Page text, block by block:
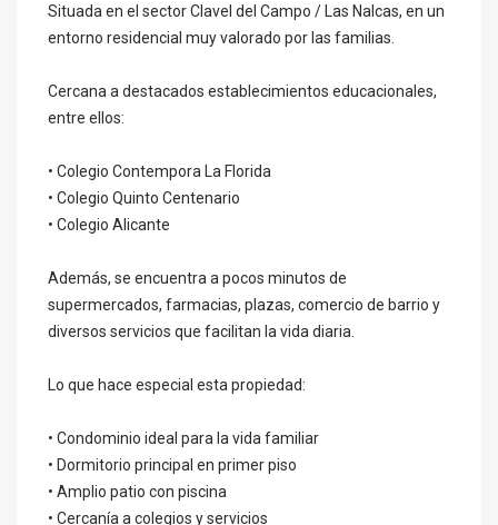
Situada en el sector Clavel del Campo / Las Nalcas, en un
entorno residencial muy valorado por las familias.
Cercana a destacados establecimientos educacionales,
entre ellos:
• Colegio Contempora La Florida
• Colegio Quinto Centenario
• Colegio Alicante
Además, se encuentra a pocos minutos de
supermercados, farmacias, plazas, comercio de barrio y
diversos servicios que facilitan la vida diaria.
Lo que hace especial esta propiedad:
• Condominio ideal para la vida familiar
• Dormitorio principal en primer piso
• Amplio patio con piscina
• Cercanía a colegios y servicios